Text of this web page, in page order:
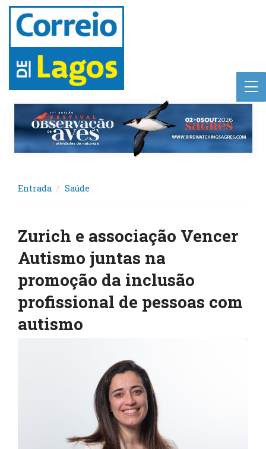
Entrada Saúde
Zurich e associação Vencer
Autismo juntas na
promoção da inclusão
profissional de pessoas com
autismo